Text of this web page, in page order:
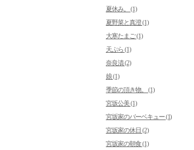
夏休み。 (1)
夏野菜と真澄 (1)
大寒たまご (1)
天ぷら (1)
奈良漬 (2)
娘 (1)
季節の頂き物。 (1)
宮坂公美 (1)
宮坂家のバーベキュー (1)
宮坂家の休日 (2)
宮坂家の朝食 (1)